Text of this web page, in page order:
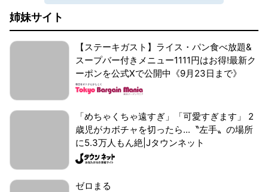
姉妹サイト
【ステーキガスト】ライス・パン食べ放題&
スープバー付きメニュー1111円はお得!最新ク
ーポンを公式Xで公開中《9月23日まで》
「めちゃくちゃ遠すぎ」「可愛すぎます」 2
歳児がカボチャを切ったら...〝左手〟の場所
に5.3万人もん絶|Jタウンネット
ゼロまる